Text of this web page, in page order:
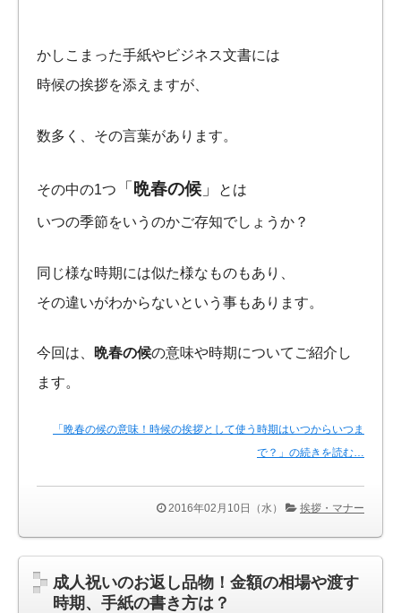
かしこまった手紙やビジネス文書には
時候の挨拶を添えますが、
数多く、その言葉があります。
その中の1つ 「 晩春の候 」 とは
いつの季節をいうのかご存知でしょうか？
同じ様な時期には似た様なものもあり、
その違いがわからないという事もあります。
今回は、 晩春の候の意味や時期についてご紹介し
ます。
「晩春の候の意味！時候の挨拶として使う時期はいつからいつま
で？」の続きを読む…
2016年02月10日（水） 挨拶・マナー
成人祝いのお返し品物！金額の相場や渡す
時期、手紙の書き方は？